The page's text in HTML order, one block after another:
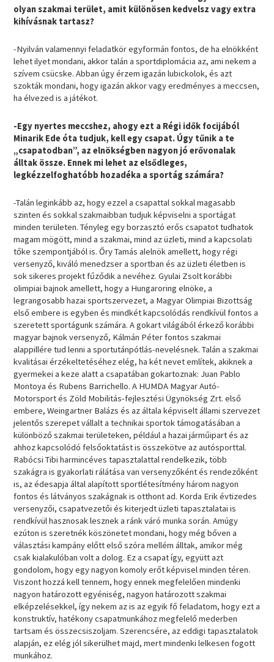
olyan szakmai terület, amit különösen kedvelsz vagy extra
kihívásnak tartasz?
-Nyilván valamennyi feladatkör egyformán fontos, de ha elnökként
lehet ilyet mondani, akkor talán a sportdiplomácia az, ami nekem a
szívem csücske. Abban úgy érzem igazán lubickolok, és azt
szokták mondani, hogy igazán akkor vagy eredményes a meccsen,
ha élvezed is a játékot.
-Egy nyertes meccshez, ahogy ezt a Régi idők focijából
Minarik Ede óta tudjuk, kell egy csapat. Úgy tűnik a te
„csapatodban”, az elnökségben nagyon jó erővonalak
álltak össze. Ennek mi lehet az elsődleges,
legkézzelfoghatóbb hozadéka a sportág számára?
-Talán leginkább az, hogy ezzel a csapattal sokkal magasabb
szinten és sokkal szakmaibban tudjuk képviselni a sportágat
minden területen. Tényleg egy borzasztó erős csapatot tudhatok
magam mögött, mind a szakmai, mind az üzleti, mind a kapcsolati
tőke szempontjából is. Őry Tamás alelnök amellett, hogy régi
versenyző, kiváló menedzser a sportban és az üzleti életben is
sok sikeres projekt fűződik a nevéhez. Gyulai Zsolt korábbi
olimpiai bajnok amellett, hogy a Hungaroring elnöke, a
legrangosabb hazai sportszervezet, a Magyar Olimpiai Bizottság
első embere is egyben és mindkét kapcsolódás rendkívül fontos a
szeretett sportágunk számára. A gokart világából érkező korábbi
magyar bajnok versenyző, Kálmán Péter fontos szakmai
alappillére tud lenni a sportutánpótlás-nevelésnek. Talán a szakmai
kvalitásai érzékeltetéséhez elég, ha két nevet említek, akiknek a
gyermekei a keze alatt a csapatában gokartoznak: Juan Pablo
Montoya és Rubens Barrichello. A HUMDA Magyar Autó-
Motorsport és Zöld Mobilitás-fejlesztési Ügynökség Zrt. első
embere, Weingartner Balázs és az általa képviselt állami szervezet
jelentős szerepet vállalt a technikai sportok támogatásában a
különböző szakmai területeken, például a hazai járműipart és az
ahhoz kapcsolódó felsőoktatást is összekötve az autósporttal.
Rabócsi Tibi harmincéves tapasztalattal rendelkezik, több
szakágra is gyakorlati rálátása van versenyzőként és rendezőként
is, az édesapja által alapított sportlétesítmény három nagyon
fontos és látványos szakágnak is otthont ad. Korda Erik évtizedes
versenyzői, csapatvezetői és kiterjedt üzleti tapasztalatai is
rendkívül hasznosak lesznek a ránk váró munka során. Amúgy
ezúton is szeretnék köszönetet mondani, hogy még bőven a
választási kampány előtt első szóra mellém álltak, amikor még
csak kialakulóban volt a dolog. Ez a csapat így, együtt azt
gondolom, hogy egy nagyon komoly erőt képvisel minden téren.
Viszont hozzá kell tennem, hogy ennek megfelelően mindenki
nagyon határozott egyéniség, nagyon határozott szakmai
elképzelésekkel, így nekem az is az egyik fő feladatom, hogy ezt a
konstruktív, hatékony csapatmunkához megfelelő mederben
tartsam és összecsiszoljam. Szerencsére, az eddigi tapasztalatok
alapján, ez elég jól sikerülhet majd, mert mindenki lelkesen fogott
munkához.